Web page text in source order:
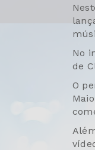
No
de
O